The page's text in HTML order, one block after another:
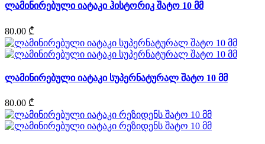
ლამინირებული იატაკი ჰისტორიკ შატო 10 მმ
80.00 ₾
ლამინირებული იატაკი სუპერნატურალ შატო 10 მმ
80.00 ₾